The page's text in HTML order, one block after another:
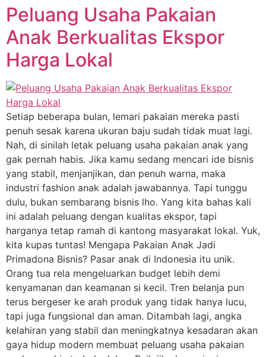
Peluang Usaha Pakaian
Anak Berkualitas Ekspor
Harga Lokal
Setiap beberapa bulan, lemari pakaian mereka pasti
penuh sesak karena ukuran baju sudah tidak muat lagi.
Nah, di sinilah letak peluang usaha pakaian anak yang
gak pernah habis. Jika kamu sedang mencari ide bisnis
yang stabil, menjanjikan, dan penuh warna, maka
industri fashion anak adalah jawabannya. Tapi tunggu
dulu, bukan sembarang bisnis lho. Yang kita bahas kali
ini adalah peluang dengan kualitas ekspor, tapi
harganya tetap ramah di kantong masyarakat lokal. Yuk,
kita kupas tuntas! Mengapa Pakaian Anak Jadi
Primadona Bisnis? Pasar anak di Indonesia itu unik.
Orang tua rela mengeluarkan budget lebih demi
kenyamanan dan keamanan si kecil. Tren belanja pun
terus bergeser ke arah produk yang tidak hanya lucu,
tapi juga fungsional dan aman. Ditambah lagi, angka
kelahiran yang stabil dan meningkatnya kesadaran akan
gaya hidup modern membuat peluang usaha pakaian